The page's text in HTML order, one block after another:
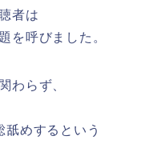
者は
を呼びました。
わらず、
めするという